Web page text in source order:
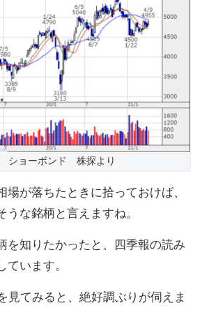
ショーボンド 株探より
場が落ちたときに拾っておけば、
うな銘柄と言えますね。
を知りたかったと、四季報の読み
ています。
見てみると、絶好調ぶりが伺えま